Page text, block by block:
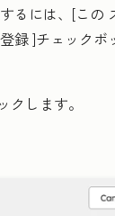
るには、[この
録]チェックボ
クします。